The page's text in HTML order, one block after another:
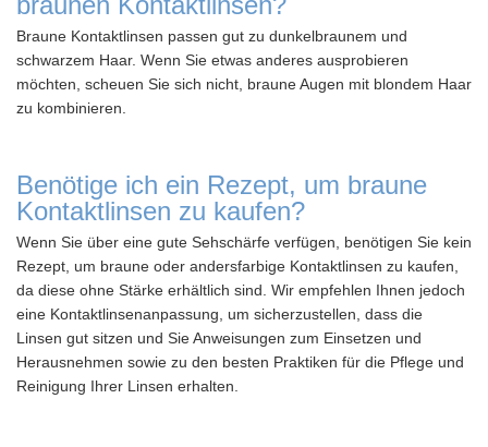
Braune Kontaktlinsen passen gut zu dunkelbraunem und
schwarzem Haar. Wenn Sie etwas anderes ausprobieren
möchten, scheuen Sie sich nicht, braune Augen mit blondem Haar
zu kombinieren.
Benötige ich ein Rezept, um braune
Kontaktlinsen zu kaufen?
Wenn Sie über eine gute Sehschärfe verfügen, benötigen Sie kein
Rezept, um braune oder andersfarbige Kontaktlinsen zu kaufen,
da diese ohne Stärke erhältlich sind. Wir empfehlen Ihnen jedoch
eine Kontaktlinsenanpassung, um sicherzustellen, dass die
Linsen gut sitzen und Sie Anweisungen zum Einsetzen und
Herausnehmen sowie zu den besten Praktiken für die Pflege und
Reinigung Ihrer Linsen erhalten.